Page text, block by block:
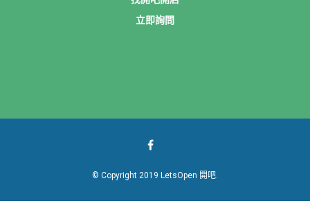
立即詢問
© Copyright 2019 LetsOpen 開吧.